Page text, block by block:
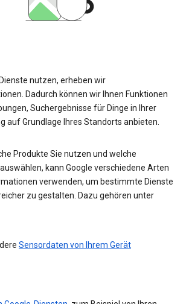
nutzen, erheben wir
Dadurch können wir Ihnen Funktionen
Suchergebnisse für Dinge in Ihrer
auf Grundlage Ihres Standorts anbieten.
Produkte Sie nutzen und welche
kann Google verschiedene Arten
verwenden, um bestimmte Dienste
zu gestalten. Dazu gehören unter
Sensordaten von Ihrem Gerät